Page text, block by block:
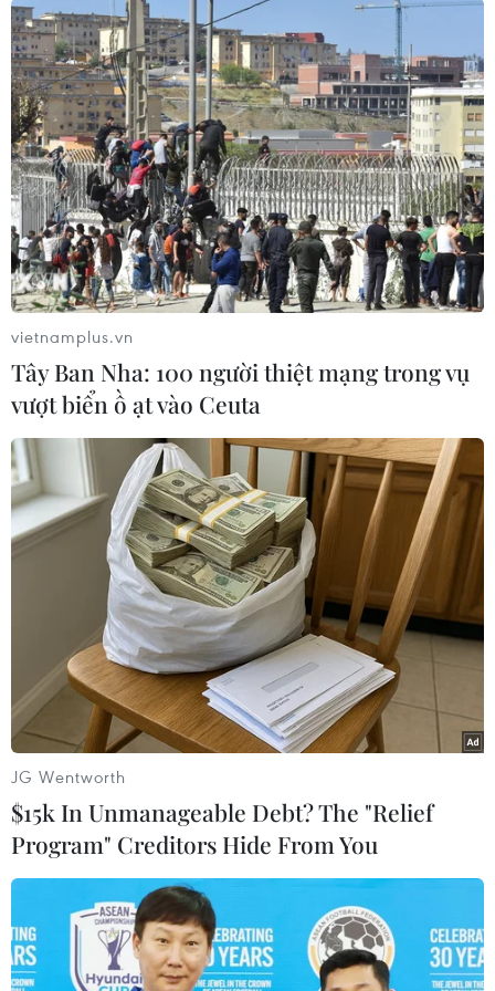
thực hiện quá muộn. Nguyễn Thị Nguyệt và
Tuyết Dung được tung vào sân. Số 7 của tuyển
Việt Nam trực tiếp ghi bàn ở phút 85 sau một cú
sút xa hiểm hóc trong khi Nguyễn Thị Nguyệt đã
không ít lần tạo sóng gió cho khung thành Thái
Lan.
Phút 90+1, Vũ Thị Nhung có cơ hội nguy hiểm
cuối cùng. Nếu cô ghi bàn, Việt Nam sẽ bừng
sáng cơ hội trong hai hiệp phụ. Nhưng cú cứa
trong gang tấc. 3 phút bù giờ là quá ít cho đội
tuyển Việt Nam. Tiếng còi kết thúc cuối cùng
vang lên, thủ môn Kiều Trinh gục xuống. Việt
Nam tạm biệt giấc mơ World Cup sau trận thua
1-2 trước Thái Lan.
KẾT QUẢ: Việt Nam - Thái Lan 1-2
Bàn thắng: Tuyết Dung (85’) - Khueanpet (48'),
Sung-Ngoen (65')
(Vietnam+)
vietnamplus.vn
Tây Ban Nha: 100 người thiệt mạng trong vụ
vượt biển ồ ạt vào Ceuta
JG Wentworth
$15k In Unmanageable Debt? The "Relief
Program" Creditors Hide From You